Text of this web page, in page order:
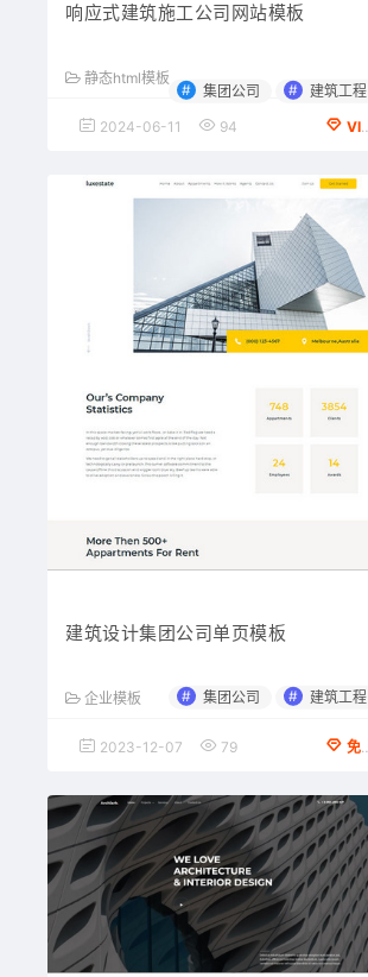
响应式建筑施工公司网站模板
静态html模板
# 集团公司 # 建筑工程
2024-06-11 94 VIP会员专享
建筑设计集团公司单页模板
企业模板 # 集团公司 # 建筑工程
2023-12-07 79 免费下载